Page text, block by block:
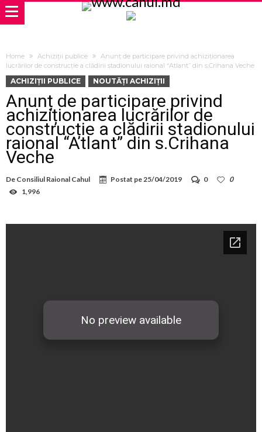
Home Achiziții publice
Anunț de participare privind achiziționarea
lucrărilor de construcție a clădirii stadionului raional “Atlant” din s.Crihana Veche
ACHIZIȚII PUBLICE NOUTĂȚI ACHIZIȚII
Anunț de participare privind
achiziționarea lucrărilor de
construcție a clădirii stadionului
raional “Atlant” din s.Crihana
Veche
De Consiliul Raional Cahul Postat pe25/04/2019 0
0
1,996